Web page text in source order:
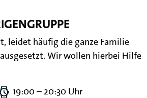
leidet häufig die ganze Familie
Wir wollen hierbei Hilfe
19:00 – 20:30 Uhr